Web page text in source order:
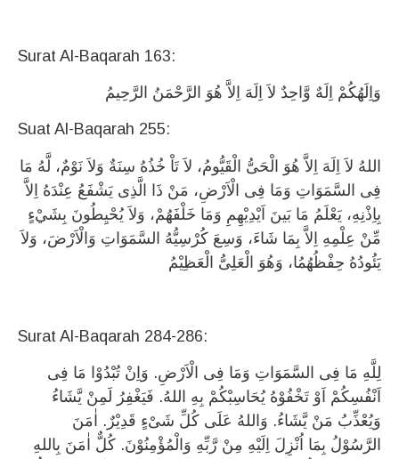
Surat Al-Baqarah 163:
وَاِلَهُكُمْ اِلَهٌ وَّاحِدٌ لاَ اِلَهَ اِلاَّ هُوَ الرَّحْمَنُ الرَّحِيمُ
Suat Al-Baqarah 255:
اللهُ لاَ اِلَهَ اِلاَّ هُوَ الْحَىُّ الْقَيُّومُ، لاَ تَاْ خُذُهُ سِنَةٌ وَلاَ نَوْمٌ، لَّهُ مَا
فِى السَّمَوَاتِ وَمَا فِى الْاَرْضِ، مَنْ ذَا الَّذِى يَشْفَعُ عِنْدَهُ اِلاَّ
بِاِذْنِهِ، يَعْلَمُ مَا بَينَ اَيْدِيْهِمِ وَمَا خَلْفَهُمْ، وَلاَ يُحْيِطُونَ بِشَيْءٍ
مِّنْ عِلْمِهِ اِلاَّ بِمَا شَاءَ، وَسِعَ كُرْسِيُّهُ السَّمَوَاتِ وَالْاَرْضَ، وَلاَ
يَئُودُهُ حِفْظُهُمُا، وَهُوَ الْعَلِىُّ الْعَظِيْمُ
Surat Al-Baqarah 284-286:
لِلَّهِ مَا فِى السَّمَوَاتِ وَمَا فِى الْاَرْضِ. وَاِنْ تُبْدُوْا مَا فِى
اَنْفُسِكُمْ اَوْ تَخْفُوْهُ يُحَاسِبْكُمْ بِهِ اللهُ. فَيَغْفِرُ لَمِنْ يَّشَاءُ
وَيُعْذِّبُ مَنْ يَّشَاءُ. وَاللهُ عَلَى كُلِّ شَىْءٍ قَدِيْرٌ. اٰمَنَ
الرَّسُوْلُ بِمَا اُنْزِلَ اِلَيْهِ مِنْ رَّبِّهِ وَالْمُؤْمِنُوْنَ. كُلٌّ اٰمَنَ بِاللهِ